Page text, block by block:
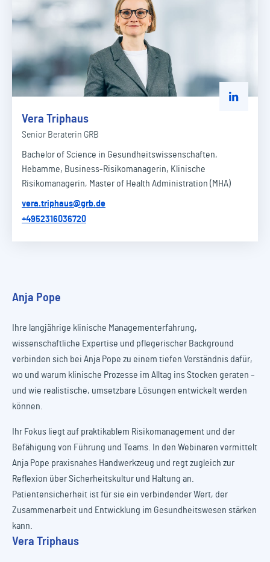
Zu
Vera Triphaus
Senior Beraterin GRB
Bachelor of Science in Gesundheitswissenschaften,
Hebamme, Business-Risikomanagerin, Klinische
Risikomanagerin, Master of Health Administration (MHA)
vera.triphaus@grb.de
+4952316036720
Anja Pope
Ihre langjährige klinische Managementerfahrung,
wissenschaftliche Expertise und pflegerischer Background
verbinden sich bei Anja Pope zu einem tiefen Verständnis dafür,
wo und warum klinische Prozesse im Alltag ins Stocken geraten –
und wie realistische, umsetzbare Lösungen entwickelt werden
können.
Ihr Fokus liegt auf praktikablem Risikomanagement und der
Befähigung von Führung und Teams. In den Webinaren vermittelt
Anja Pope praxisnahes Handwerkzeug und regt zugleich zur
Reflexion über Sicherheitskultur und Haltung an.
Patientensicherheit ist für sie ein verbindender Wert, der
Zusammenarbeit und Entwicklung im Gesundheitswesen stärken
kann.
Vera Triphaus